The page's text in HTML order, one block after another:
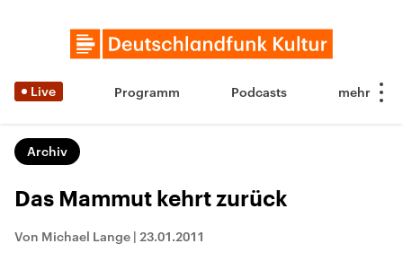
Live Programm Podcasts
Archiv
Das Mammut kehrt zurück
Von Michael Lange | 23.01.2011